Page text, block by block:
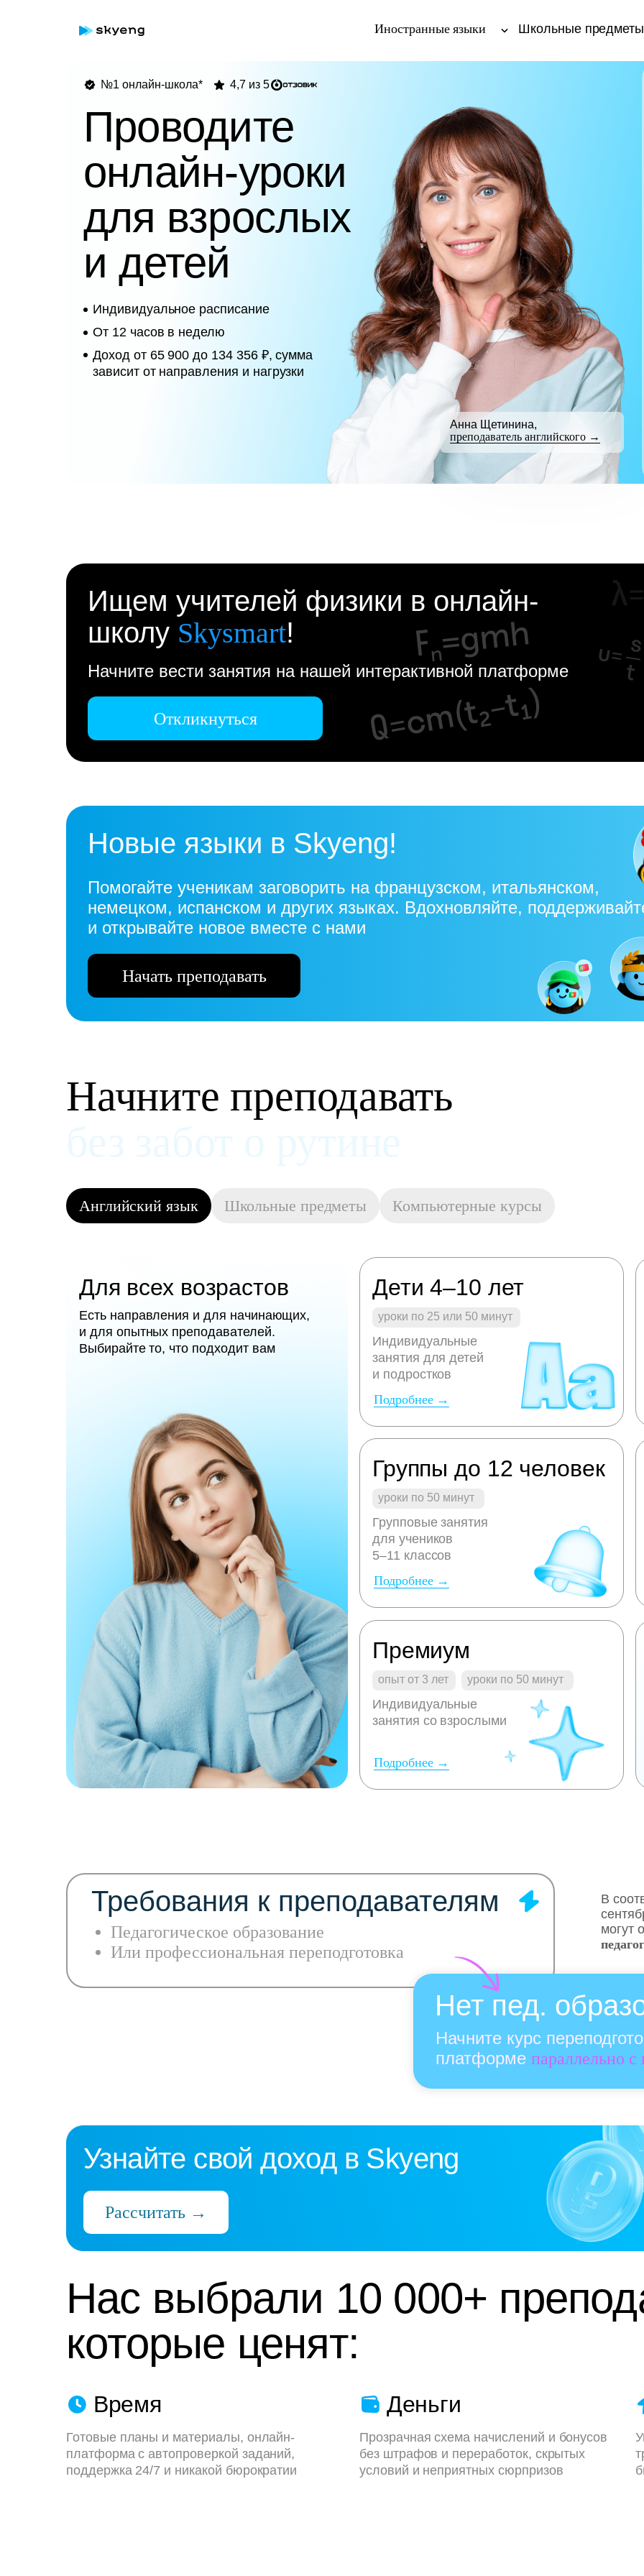
Иностранные языки Школьные предметы
№1 онлайн-школа*
Индивидуальное расписание
От 12 часов в неделю
Доход от 65 900 до 134 356 ₽, сумма
зависит от направления и нагрузки
4,7 из 5
Проводите
онлайн-уроки
для взрослых
и детей
Анна Щетинина,
преподаватель английского →
Ищем учителей физики в онлайн-
школу Skysmart!
Начните вести занятия на нашей интерактивной платформе
Откликнуться
Новые языки в Skyeng!
Помогайте ученикам заговорить на французском, итальянском,
немецком, испанском и других языках. Вдохновляйте,
и открывайте новое вместе с нами
Начать преподавать
Начните преподавать
Английский язык Школьные предметы Компьютерные курсы
Для всех возрастов
Есть направления и для начинающих,
и для опытных преподавателей.
Выбирайте то, что подходит вам
Дети 4–10 лет
уроки по 25 или 50 минут
Индивидуальные
занятия для детей
и подростков
Подробнее →
Групповые занятия
для учеников
5–11 классов
уроки по 50 минут
Группы до 12 человек
Подробнее →
Премиум
опыт от 3 лет уроки по 50 минут
Индивидуальные
занятия со взрослыми
Подробнее →
Педагогическое образование
Или профессиональная переподготовка
В
могут
Начните курс
платформе параллельно с
Требования к преподавателям
Нет пед.
Узнайте свой доход в Skyeng
Рассчитать →
Нас выбрали 10 000+
которые ценят:
Время
Готовые планы и материалы, онлайн-
платформа с автопроверкой заданий,
поддержка 24/7 и никакой бюрократии
Деньги
Прозрачная схема начислений и бонусов
без штрафов и переработок, скрытых
условий и неприятных сюрпризов